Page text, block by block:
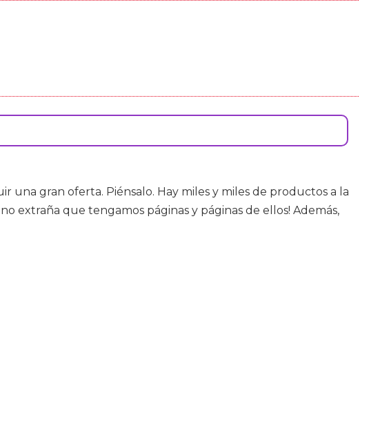
gran oferta. Piénsalo. Hay miles y miles de productos a la
no extraña que tengamos páginas y páginas de ellos! Además,